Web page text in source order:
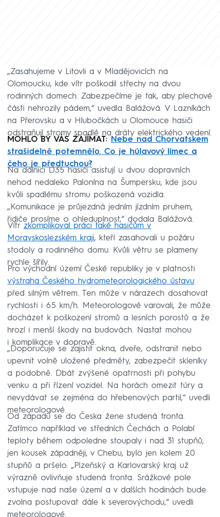
„Zasahujeme v Litovli a v Mladějovicích na
Olomoucku, kde vítr poškodil střechy na dvou
rodinných domech. Zabezpečíme je tak, aby plechové
části nehrozily pádem,“ uvedla Balážová. V Lazníkách
na Přerovsku a v Hlubočkách u Olomouce hasiči
odstraňují stromy spadlé na dráty elektrického vedení.
MOHLO BY VÁS ZAJÍMAT:
Nebe nad Chorvatskem
strašidelně potemnělo. Co je húlavový límec a
čeho je předtuchou?
Na dálnici D35 hasiči asistují u dvou dopravních
nehod nedaleko Palonína na Šumpersku, kde jsou
kvůli spadlému stromu poškozená vozidla.
„Komunikace je průjezdná jedním jízdním pruhem,
řidiče prosíme o ohleduplnost,“ dodala Balážová.
Vítr zkomplikoval práci také hasičům v
Moravskoslezském kraji, kteří zasahovali u požáru
stodoly a rodinného domu. Kvůli větru se plameny
rychle šířily.
Pro východní území České republiky je v platnosti
výstraha Českého hydrometeorologického ústavu
před silným větrem. Ten může v nárazech dosahovat
rychlosti i 65 km/h. Meteorologové varovali, že může
docházet k poškození stromů a lesních porostů a že
hrozí i menší škody na budovách. Nastat mohou
i komplikace v dopravě.
„Doporučuje se zajistit okna, dveře, odstranit nebo
upevnit volně uložené předměty, zabezpečit skleníky
a podobně. Dbát zvýšené opatrnosti při pohybu
venku a při řízení vozidel. Na horách omezit túry a
nevydávat se zejména do hřebenových partií,“ uvedli
meteorologové.
Od západu se do Česka žene studená fronta.
Zatímco například ve středních Čechách a Polabí
teploty během odpoledne stoupaly i nad 31 stupňů,
jen kousek západněji, v Chebu, bylo jen kolem 20
stupňů a pršelo. „Plzeňský a Karlovarský kraj už
výrazně ovlivňuje studená fronta. Srážkové pole
vstupuje nad naše území a v dalších hodinách bude
zvolna postupovat dále k severovýchodu,“ uvedli
meteorologové.